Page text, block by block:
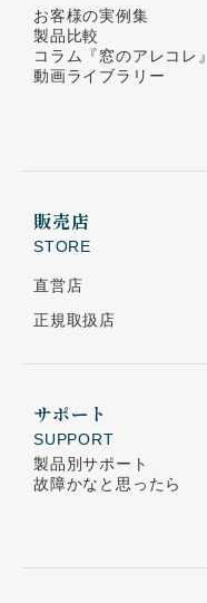
お客様の実例集
製品比較
コラム
『窓のアレコレ』
動画ライブラリー
販売店
STORE
直営店
正規取扱店
サポート
SUPPORT
製品別サポート
故障かなと思ったら